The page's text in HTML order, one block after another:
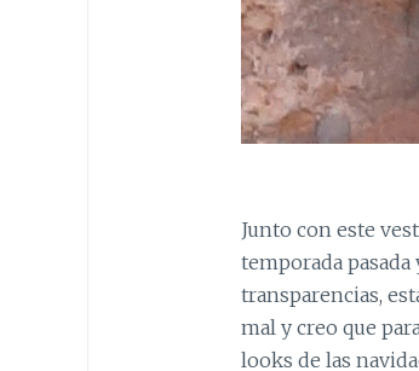
Junto con este
temporada
transparencias,
mal y creo que
looks de las